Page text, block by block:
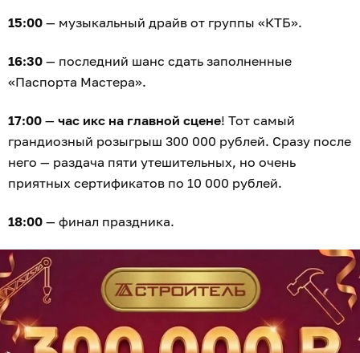
15:00 — музыкальный драйв от группы «КТБ».
16:30 — последний шанс сдать заполненные
«Паспорта Мастера».
17:00 — час икс на главной сцене! Тот самый
грандиозный розыгрыш 300 000 рублей. Сразу после
него — раздача пяти утешительных, но очень
приятных сертификатов по 10 000 рублей.
18:00 — финал праздника.